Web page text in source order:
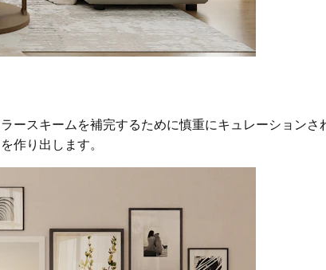
ースキームを補完するために慎重にキュレーション
作り出します。